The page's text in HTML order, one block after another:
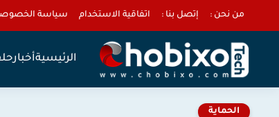
من نحن : إتصل بنا : اتفاقية الاستخدام سياسة
الرئيسيةأخبار
الحماية